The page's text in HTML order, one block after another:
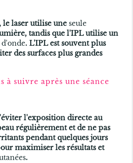
le laser utilise une seule
tandis que l'IPL utilise un
d'onde. L'IPL est souvent plus
des surfaces plus grandes
à suivre après une séance
l'exposition directe au
régulièrement et de ne pas
pendant quelques jours
maximiser les résultats et
.